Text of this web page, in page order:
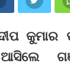
କୁମାର